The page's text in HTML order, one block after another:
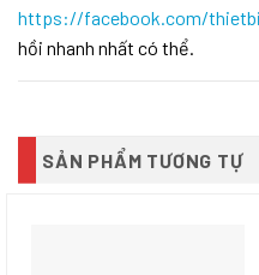
https://facebook.com/
hồi nhanh nhất có thể.
SẢN PHẨM TƯƠNG TỰ